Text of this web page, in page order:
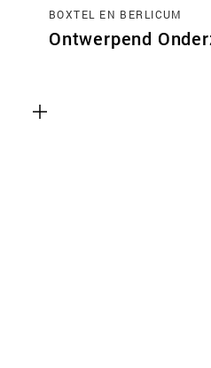
BOXTEL EN BERLICUM
Ontwerpend